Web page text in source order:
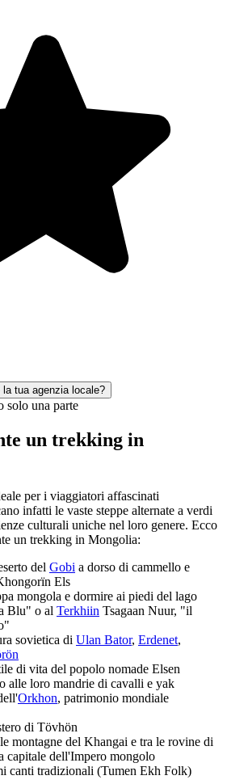
la tua agenzia locale?
solo una parte
un trekking in
per i viaggiatori affascinati
infatti le vaste steppe alternate a verdi
culturali uniche nel loro genere. Ecco
un trekking in Mongolia:
del Gobi a dorso di cammello e
Els
mongola e dormire ai piedi del lago
Blu" o al Terkhiin Tsagaan Nuur, "il
sovietica di Ulan Bator, Erdenet,
di vita del popolo nomade Elsen
alle loro mandrie di cavalli e yak
Orkhon, patrimonio mondiale
di Tövhön
montagne del Khangai e tra le rovine di
capitale dell'Impero mongolo
canti tradizionali (Tumen Ekh Folk)